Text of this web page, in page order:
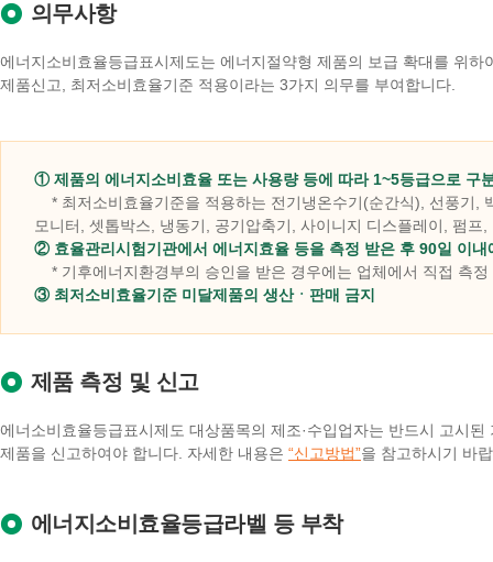
의무사항
에너지소비효율등급표시제도는 에너지절약형 제품의 보급 확대를 위
제품신고, 최저소비효율기준 적용이라는 3가지 의무를 부여합니다.
① 제품의 에너지소비효율 또는 사용량 등에 따라 1~5등급으로 구
* 최저소비효율기준을 적용하는 전기냉온수기(순간식), 선풍기,
모니터, 셋톱박스, 냉동기, 공기압축기, 사이니지 디스플레이, 펌
② 효율관리시험기관에서 에너지효율 등을 측정 받은 후 90일 이내
* 기후에너지환경부의 승인을 받은 경우에는 업체에서 직접 측정
③ 최저소비효율기준 미달제품의 생산ㆍ판매 금지
제품 측정 및 신고
에너소비효율등급표시제도 대상품목의 제조·수입업자는 반드시 고시
제품을 신고하여야 합니다. 자세한 내용은 “신고방법”을 참고하시기 바
에너지소비효율등급라벨 등 부착